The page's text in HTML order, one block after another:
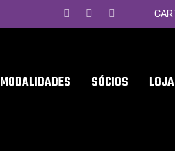
MODALIDADES SÓCIOS LOJA